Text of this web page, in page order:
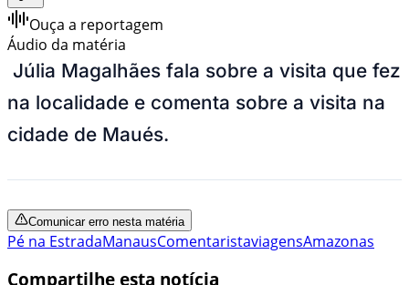
Ouça a reportagem
Áudio da matéria
Júlia Magalhães fala sobre a visita que fez
na localidade e comenta sobre a visita na
cidade de Maués.
Comunicar erro nesta matéria
Pé na EstradaManausComentaristaviagensAmazonas
Compartilhe esta notícia